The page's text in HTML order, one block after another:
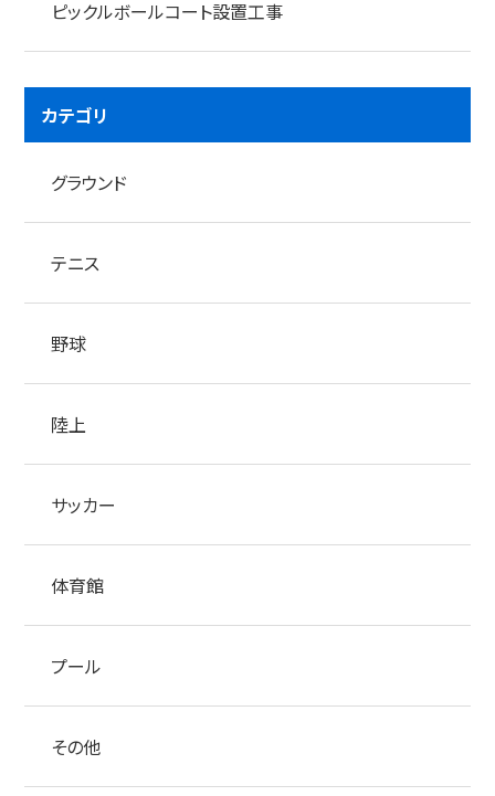
ピックルボールコート設置工事
カテゴリ
グラウンド
テニス
野球
陸上
サッカー
体育館
プール
その他